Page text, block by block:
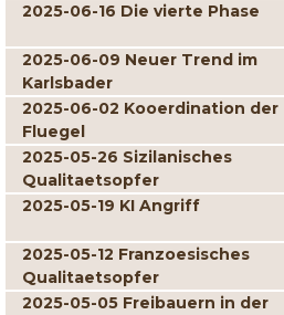
2025-06-16 Die vierte Phase
2025-06-09 Neuer Trend im
Karlsbader
2025-06-02 Kooerdination der
Fluegel
2025-05-26 Sizilanisches
Qualitaetsopfer
2025-05-19 KI Angriff
2025-05-12 Franzoesisches
Qualitaetsopfer
2025-05-05 Freibauern in der